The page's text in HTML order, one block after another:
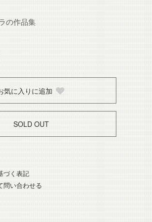
の作品集
気に入りに追加
SOLD OUT
づく表記
問い合わせる